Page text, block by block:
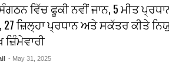
ਵਿੱਚ ਫੂਕੀ ਨਵੀਂ ਜਾਨ, 5 ਮੀਤ
ਜ਼ਿਲ੍ਹਾ ਪ੍ਰਧਾਨ ਅਤੇ ਸਕੱਤਰ ਕੀਤੇ
ਜ਼ਿੰਮੇਵਾਰੀ
- May 31, 2025